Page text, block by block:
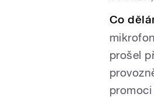
Co
prošel